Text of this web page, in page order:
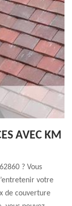
AVEC KM
? Vous
votre
de couverture